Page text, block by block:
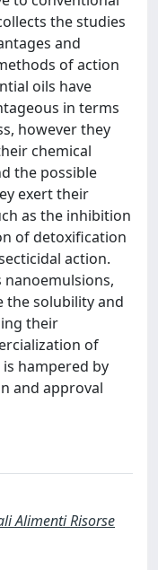
the studies
and
of action
oils have
in terms
however they
chemical
the possible
exert their
as the inhibition
of detoxification
action.
nanoemulsions,
the solubility and
their
of
hampered by
and approval
Alimenti Risorse